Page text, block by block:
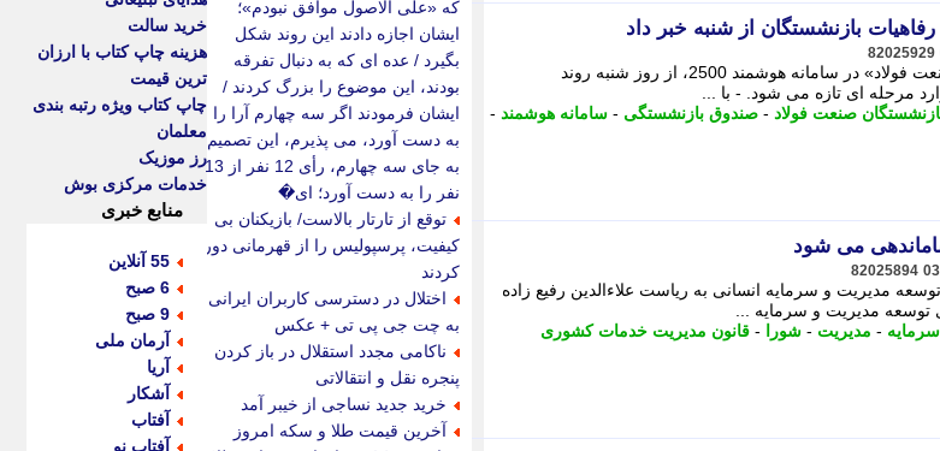
بازنشستگان از شنبه خبر داد
82025929
با راه اندازی «بخش اختصاصی پاسخگویی به بازنشستگان صنعت فولاد» در سامانه هوشمند 2500، از روز شنبه روند
مرحله ای تازه می شود. - با ...
صنعت فولاد - صندوق بازنشستگی - سامانه هوشمند -
می شود
82025894
مدیریت و سرمایه انسانی به ریاست علاءالدین رفیع زاده
مدیریت و سرمایه ...
سرمایه - مدیریت - شورا - قانون مدیریت خدمات کشوری
که «علی الاصول موافق نبودم»؛
ایشان اجازه دادند این روند شکل
بگیرد / عده ای که به دنبال تفرقه
بودند، این موضوع را بزرگ کردند /
ایشان فرمودند اگر سه چهارم آرا را
به دست آورد، می پذیرم، این تصمیم
به جای سه چهارم، رأی 12 نفر از 13
نفر را به دست آورد؛ ای�
توقع از تارتار بالاست/ بازیکنان بی
کیفیت، پرسپولیس را از قهرمانی دور
کردند
اختلال در دسترسی کاربران ایرانی
به چت جی پی تی + عکس
ناکامی مجدد استقلال در باز کردن
پنجره نقل و انتقالاتی
خرید جدید نساجی از خیبر آمد
آخرین قیمت طلا و سکه امروز
خرید سالت
هزینه چاپ کتاب با ارزان
ترین قیمت
چاپ کتاب ویژه رتبه بندی
معلمان
رز موزیک
خدمات مرکزی بوش
منابع خبری
55 آنلاین
6 صبح
9 صبح
آرمان ملی
آریا
آشکار
آفتاب
آفتاب نو